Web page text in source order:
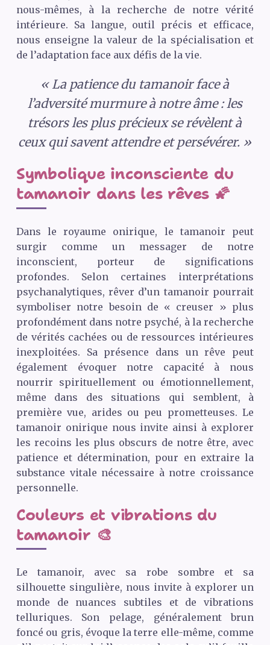
nous-mêmes, à la recherche de notre vérité
intérieure. Sa langue, outil précis et efficace,
nous enseigne la valeur de la spécialisation et
de l’adaptation face aux défis de la vie.
« La patience du tamanoir face à
l’adversité murmure à notre âme : les
trésors les plus précieux se révèlent à
ceux qui savent attendre et persévérer. »
Symbolique inconsciente du
tamanoir dans les rêves 🌠
Dans le royaume onirique, le tamanoir peut
surgir comme un messager de notre
inconscient, porteur de significations
profondes. Selon certaines interprétations
psychanalytiques, rêver d’un tamanoir pourrait
symboliser notre besoin de « creuser » plus
profondément dans notre psyché, à la recherche
de vérités cachées ou de ressources intérieures
inexploitées. Sa présence dans un rêve peut
également évoquer notre capacité à nous
nourrir spirituellement ou émotionnellement,
même dans des situations qui semblent, à
première vue, arides ou peu prometteuses. Le
tamanoir onirique nous invite ainsi à explorer
les recoins les plus obscurs de notre être, avec
patience et détermination, pour en extraire la
substance vitale nécessaire à notre croissance
personnelle.
Couleurs et vibrations du
tamanoir 🎨
Le tamanoir, avec sa robe sombre et sa
silhouette singulière, nous invite à explorer un
monde de nuances subtiles et de vibrations
telluriques. Son pelage, généralement brun
foncé ou gris, évoque la terre elle-même, comme